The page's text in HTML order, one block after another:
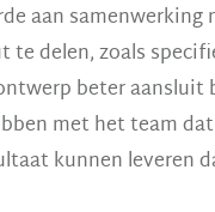
aan
delen, zoals
beter
met het team
kunnen leveren